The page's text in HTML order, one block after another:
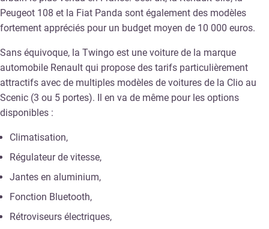
Peugeot 108 et la Fiat Panda sont également des modèles
fortement appréciés pour un budget moyen de 10 000 euros.
Sans équivoque, la Twingo est une voiture de la marque
automobile Renault qui propose des tarifs particulièrement
attractifs avec de multiples modèles de voitures de la Clio au
Scenic (3 ou 5 portes). Il en va de même pour les options
disponibles :
Climatisation,
Régulateur de vitesse,
Jantes en aluminium,
Fonction Bluetooth,
Rétroviseurs électriques,